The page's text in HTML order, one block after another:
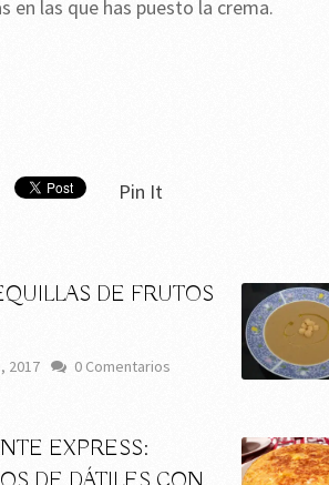
en las que has puesto la crema.
Pin It
DE FRUTOS
2017 0 Comentarios
EXPRESS: